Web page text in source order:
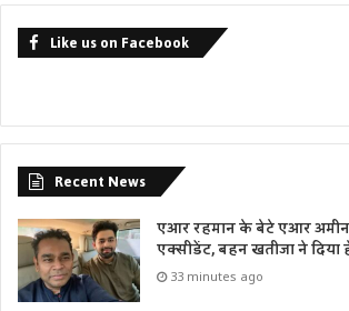
Like us on Facebook
Recent News
एआर रहमान के बेटे एआर अमीन
एक्सीडेंट, बहन खतीजा ने
33 minutes ago